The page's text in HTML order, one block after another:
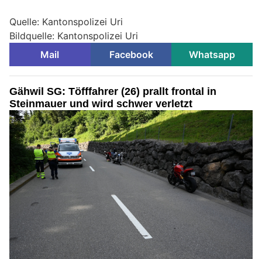
Quelle: Kantonspolizei Uri
Bildquelle: Kantonspolizei Uri
Mail
Facebook Whatsapp
Gähwil SG: Töfffahrer (26) prallt frontal in
Steinmauer und wird schwer verletzt